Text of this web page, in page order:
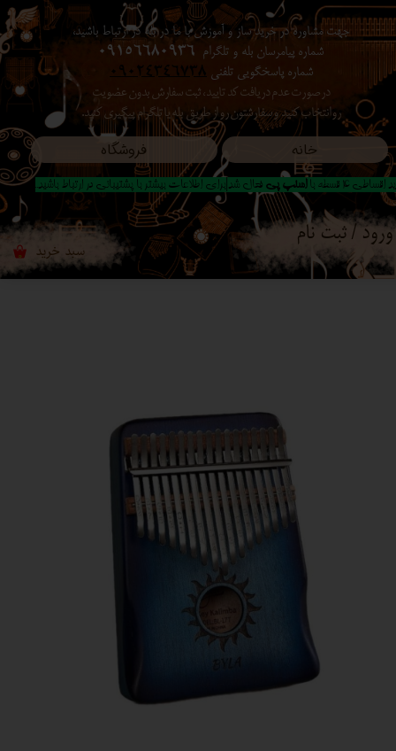
خانه فروشگاه
جهت مشاوره در خرید ساز و آموزش با ما در بله در ارتباط باشید،
شماره پیامرسان بله و تلگرام 09156680936
شماره پاسخگویی تلفنی 09024346738
در صورت عدم دریافت کد تایید ، ثبت سفارش بدون عضویت
رو انتخاب کنید ​​​​​​​ و سفارشتون رو از طریق بله یا تلگرام پیگیری کنید.
۰ سبد خرید
ورود / ثبت نام
حساب کاربری من
تغییر گذر واژه
سفارشات
خروج از حساب کاربری
اقساطی 4 قسطه با اسنپ پی فعال شد|برای اطلاعات بیشتر با پشتیبانی در ارتباط باشید..